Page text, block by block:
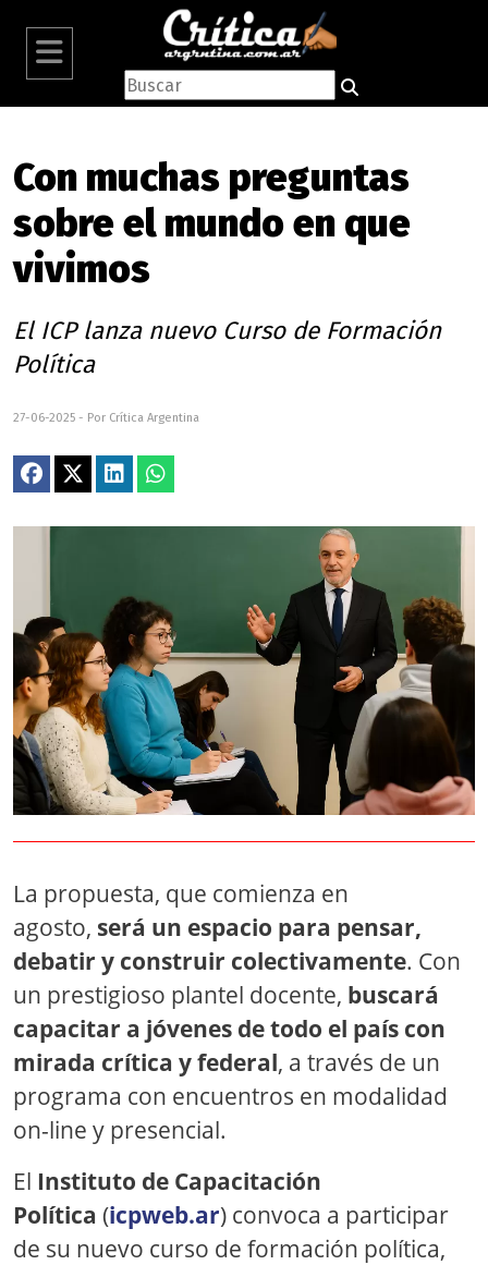
Con muchas preguntas
sobre el mundo en que
vivimos
El ICP lanza nuevo Curso de Formación
Política
27-06-2025 - Por Crítica Argentina
La propuesta, que comienza en
agosto, será un espacio para pensar,
debatir y construir colectivamente. Con
un prestigioso plantel docente, buscará
capacitar a jóvenes de todo el país con
mirada crítica y federal, a través de un
programa con encuentros en modalidad
on-line y presencial.
El Instituto de Capacitación
Política (icpweb.ar) convoca a participar
de su nuevo curso de formación política,